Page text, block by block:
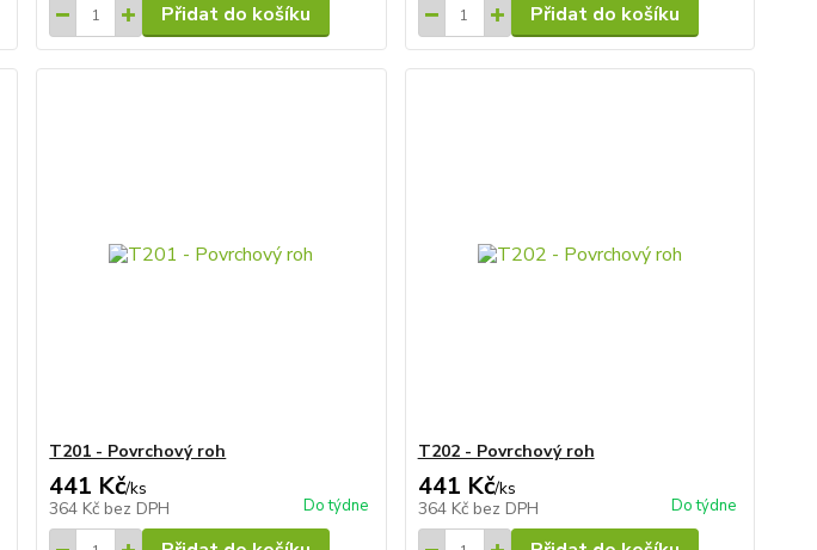
Přidat do košíku Přidat do košíku
T201 - Povrchový roh
441 Kč/ks
364 Kč bez DPH Do týdne
T202 - Povrchový roh
441 Kč/ks
364 Kč bez DPH Do týdne